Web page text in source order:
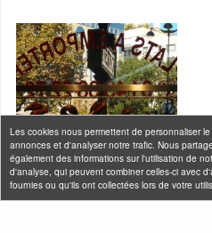
Les cookies nous permettent de personnaliser
annonces et d'analyser notre trafic. Nous
également des informations sur l'utilisation de
d'analyse, qui peuvent combiner celles-ci avec
fournies ou qu'ils ont collectées lors de votre
Balade-Déjeuner ou